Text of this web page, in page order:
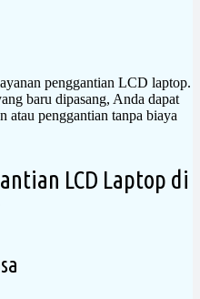
penggantian LCD laptop.
baru dipasang, Anda dapat
atau penggantian tanpa biaya
LCD Laptop di